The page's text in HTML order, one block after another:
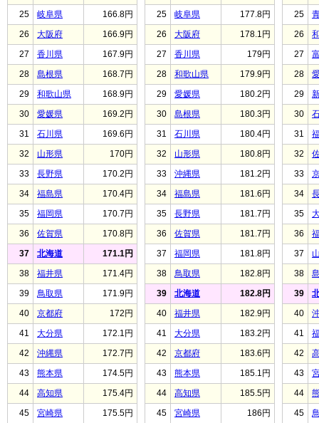
25
岐阜県
166.8円
26
大阪府
166.9円
27
香川県
167.9円
28
島根県
168.7円
29
和歌山県
168.9円
30
愛媛県
169.2円
31
石川県
169.6円
32
山形県
170円
33
長野県
170.2円
34
福島県
170.4円
35
福岡県
170.7円
36
佐賀県
170.8円
37
北海道
171.1円
38
福井県
171.4円
39
鳥取県
171.9円
40
京都府
172円
41
大分県
172.1円
42
沖縄県
172.7円
43
熊本県
174.5円
44
高知県
175.4円
45
宮崎県 175.5円
25
岐阜県
177.8円
26
大阪府
178.1円
27
香川県
179円
28
和歌山県
179.9円
29
愛媛県
180.2円
30
島根県
180.3円
31
石川県
180.4円
32
山形県
180.8円
33
沖縄県
181.2円
34
福島県
181.6円
35
長野県
181.7円
36
佐賀県
181.7円
37
福岡県
181.8円
38
鳥取県
182.8円
39
北海道
182.8円
40
福井県
182.9円
41
大分県
183.2円
42
京都府
183.6円
43
熊本県
185.1円
44
高知県
185.5円
45
宮崎県 186円
25
26
27
28
29
30
31
32
33
34
35
36
37
38
39
40
41
42
43
44
45